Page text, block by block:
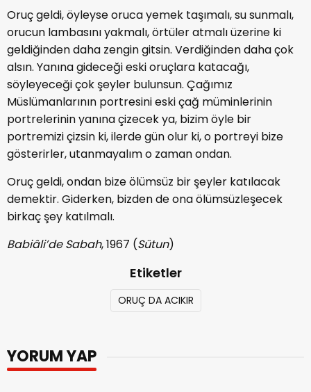
Oruç geldi, öyleyse oruca yemek taşımalı, su sunmalı,
orucun lambasını yakmalı, örtüler atmalı üzerine ki
geldiğinden daha zengin gitsin. Verdiğinden daha çok
alsın. Yanına gideceği eski oruçlara katacağı,
söyleyeceği çok şeyler bulunsun. Çağımız
Müslümanlarının portresini eski çağ müminlerinin
portrelerinin yanına çizecek ya, bizim öyle bir
portremizi çizsin ki, ilerde gün olur ki, o portreyi bize
gösterirler, utanmayalım o zaman ondan.
Oruç geldi, ondan bize ölümsüz bir şeyler katılacak
demektir. Giderken, bizden de ona ölümsüzleşecek
birkaç şey katılmalı.
Babiâli’de Sabah, 1967 (Sütun)
Etiketler
ORUÇ DA ACIKIR
YORUM YAP